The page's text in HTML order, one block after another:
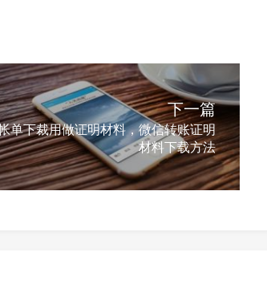
下一篇
单下裁用做证明材料，微信转账证明
材料下载方法